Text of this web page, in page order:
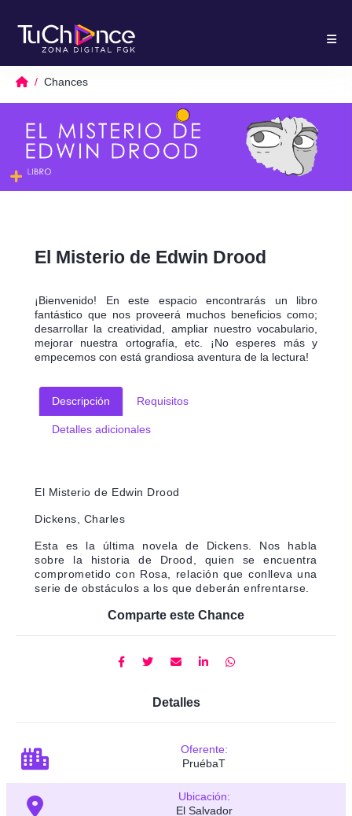
Chances
El Misterio de Edwin Drood
¡Bienvenido! En este espacio encontrarás un libro
fantástico que nos proveerá muchos beneficios como;
desarrollar la creatividad, ampliar nuestro vocabulario,
mejorar nuestra ortografía, etc. ¡No esperes más y
empecemos con está grandiosa aventura de la lectura!
Descripción Requisitos
Detalles adicionales
El Misterio de Edwin Drood
Dickens, Charles
Esta es la última novela de Dickens. Nos habla
sobre la historia de Drood, quien se encuentra
comprometido con Rosa, relación que conlleva una
serie de obstáculos a los que deberán enfrentarse.
Comparte este Chance
Detalles
Oferente:
PruébaT
Ubicación:
El Salvador